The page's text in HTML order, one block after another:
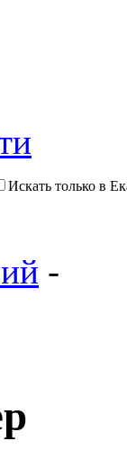
Искать только в
-